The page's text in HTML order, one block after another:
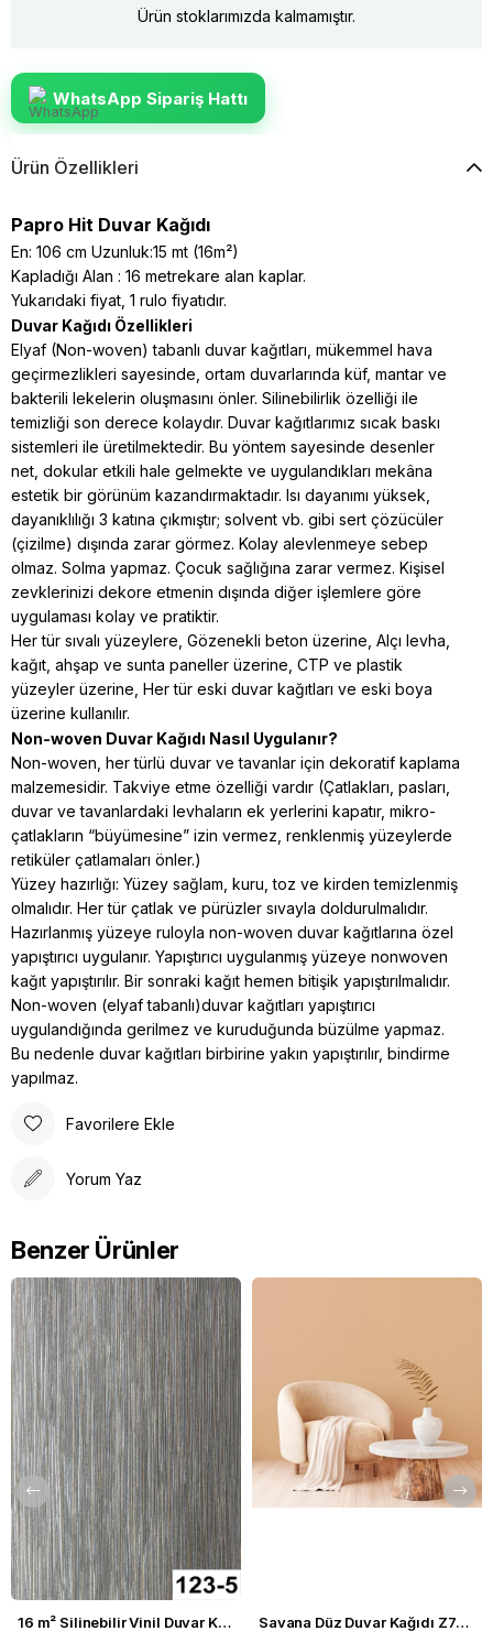
Ürün stoklarımızda kalmamıştır.
WhatsApp Sipariş Hattı
Ürün Özellikleri
Papro Hit Duvar Kağıdı
En: 106 cm Uzunluk:15 mt (16m²)
Kapladığı Alan : 16 metrekare alan kaplar.
Yukarıdaki fiyat, 1 rulo fiyatıdır.
Duvar Kağıdı Özellikleri
Elyaf (Non-woven) tabanlı duvar kağıtları, mükemmel hava
geçirmezlikleri sayesinde, ortam duvarlarında küf, mantar ve
bakterili lekelerin oluşmasını önler. Silinebilirlik özelliği ile
temizliği son derece kolaydır. Duvar kağıtlarımız sıcak baskı
sistemleri ile üretilmektedir. Bu yöntem sayesinde desenler
net, dokular etkili hale gelmekte ve uygulandıkları mekâna
estetik bir görünüm kazandırmaktadır. Isı dayanımı yüksek,
dayanıklılığı 3 katına çıkmıştır; solvent vb. gibi sert çözücüler
(çizilme) dışında zarar görmez. Kolay alevlenmeye sebep
olmaz. Solma yapmaz. Çocuk sağlığına zarar vermez. Kişisel
zevklerinizi dekore etmenin dışında diğer işlemlere göre
uygulaması kolay ve pratiktir.
Her tür sıvalı yüzeylere, Gözenekli beton üzerine, Alçı levha,
kağıt, ahşap ve sunta paneller üzerine, CTP ve plastik
yüzeyler üzerine, Her tür eski duvar kağıtları ve eski boya
üzerine kullanılır.
Non-woven Duvar Kağıdı Nasıl Uygulanır?
Non-woven, her türlü duvar ve tavanlar için dekoratif kaplama
malzemesidir. Takviye etme özelliği vardır (Çatlakları, pasları,
duvar ve tavanlardaki levhaların ek yerlerini kapatır, mikro-
çatlakların “büyümesine” izin vermez, renklenmiş yüzeylerde
retiküler çatlamaları önler.)
Yüzey hazırlığı: Yüzey sağlam, kuru, toz ve kirden temizlenmiş
olmalıdır. Her tür çatlak ve pürüzler sıvayla doldurulmalıdır.
Hazırlanmış yüzeye ruloyla non-woven duvar kağıtlarına özel
yapıştırıcı uygulanır. Yapıştırıcı uygulanmış yüzeye nonwoven
kağıt yapıştırılır. Bir sonraki kağıt hemen bitişik yapıştırılmalıdır.
Non-woven (elyaf tabanlı)duvar kağıtları yapıştırıcı
uygulandığında gerilmez ve kuruduğunda büzülme yapmaz.
Bu nedenle duvar kağıtları birbirine yakın yapıştırılır, bindirme
yapılmaz.
Favorilere Ekle
Yorum Yaz
Benzer Ürünler
16 m² Silinebilir Vinil Duvar Kağıdı DH-123 Savana Düz Duvar Kağıdı Z77515